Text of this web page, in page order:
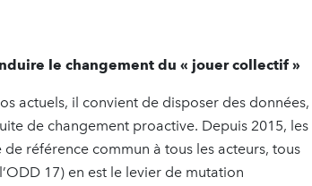
le changement du « jouer collectif »
actuels, il convient de disposer des données,
de changement proactive. Depuis 2015, les
référence commun à tous les acteurs, tous
17) en est le levier de mutation